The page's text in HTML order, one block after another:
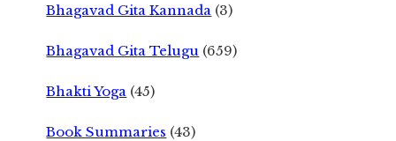
Bhagavad Gita Kannada (3)
Bhagavad Gita Telugu (659)
Bhakti Yoga (45)
Book Summaries (43)